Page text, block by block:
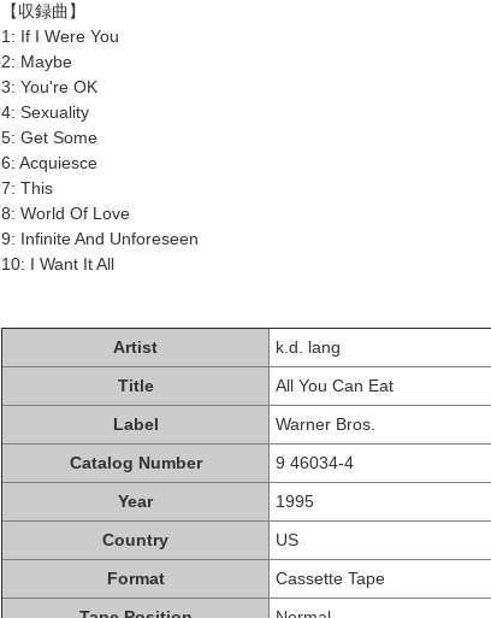
【収録曲】
1: If I Were You
2: Maybe
3: You're OK
4: Sexuality
5: Get Some
6: Acquiesce
7: This
8: World Of Love
9: Infinite And Unforeseen
10: I Want It All
Artist
k.d. lang
Title
All You Can Eat
Label
Warner Bros.
Catalog Number
9 46034-4
Year
1995
Country
US
Format
Cassette Tape